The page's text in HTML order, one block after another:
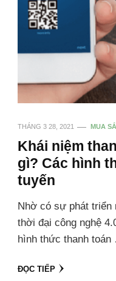
THÁNG 3 28, 2021 MUA
Khái niệm
gì? Các hình
tuyến
Nhờ có sự phát triển
thời đại công nghệ
hình thức thanh
ĐỌC TIẾP